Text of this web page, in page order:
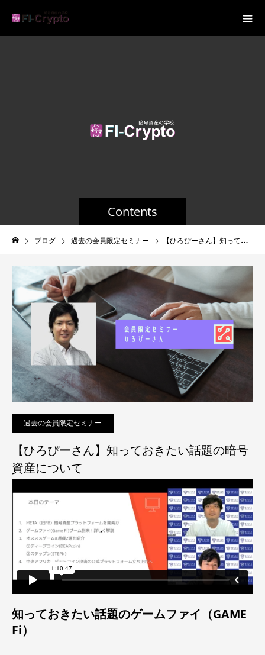
Contents
ブログ 過去の会員限定セミナー 【ひろぴーさん】知っておきたい話題の暗号資産について
過去の会員限定セミナー
【ひろぴーさん】知っておきたい話題の暗号
資産について
知っておきたい話題のゲームファイ（GAME
Fi）